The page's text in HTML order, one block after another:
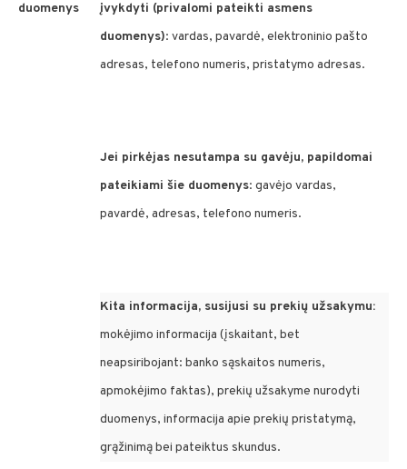
duomenys
įvykdyti (privalomi pateikti asmens
duomenys): vardas, pavardė, elektroninio pašto
adresas, telefono numeris, pristatymo adresas.
Jei pirkėjas nesutampa su gavėju, papildomai
pateikiami šie duomenys: gavėjo vardas,
pavardė, adresas, telefono numeris.
Kita informacija, susijusi su prekių užsakymu:
mokėjimo informacija (įskaitant, bet
neapsiribojant: banko sąskaitos numeris,
apmokėjimo faktas), prekių užsakyme nurodyti
duomenys, informacija apie prekių pristatymą,
grąžinimą bei pateiktus skundus.